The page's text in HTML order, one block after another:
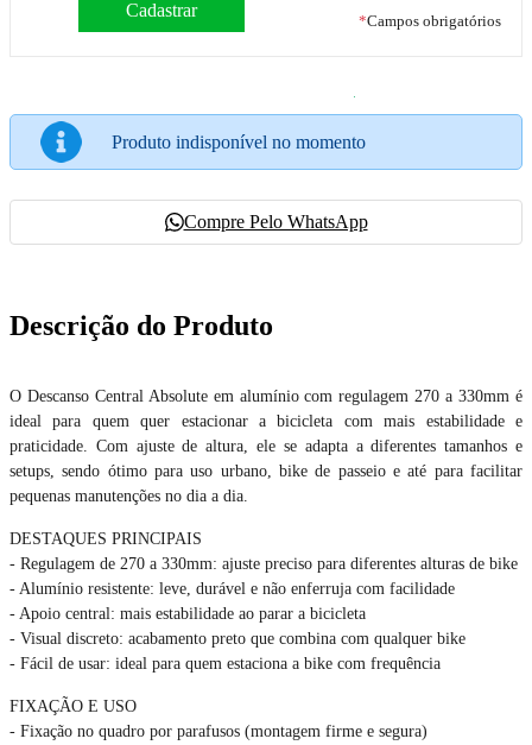
*Campos obrigatórios
Produto indisponível no momento
Compre Pelo WhatsApp
Descrição do Produto
O Descanso Central Absolute em alumínio com regulagem 270 a 330mm é
ideal para quem quer estacionar a bicicleta com mais estabilidade e
praticidade. Com ajuste de altura, ele se adapta a diferentes tamanhos e
setups, sendo ótimo para uso urbano, bike de passeio e até para facilitar
pequenas manutenções no dia a dia.
DESTAQUES PRINCIPAIS
- Regulagem de 270 a 330mm: ajuste preciso para diferentes alturas de bike
- Alumínio resistente: leve, durável e não enferruja com facilidade
- Apoio central: mais estabilidade ao parar a bicicleta
- Visual discreto: acabamento preto que combina com qualquer bike
- Fácil de usar: ideal para quem estaciona a bike com frequência
FIXAÇÃO E USO
- Fixação no quadro por parafusos (montagem firme e segura)